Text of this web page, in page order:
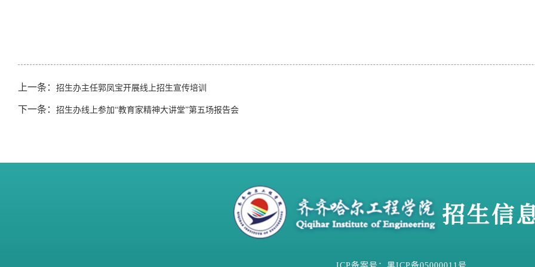
上一条： 招生办主任郭凤宝开展线上招生宣传培训
下一条： 招生办线上参加“教育家精神大讲堂”第五场报告会